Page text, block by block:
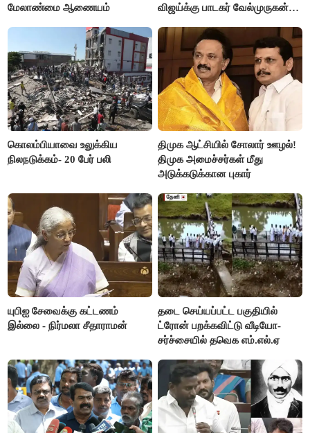
மேலாண்மை ஆணையம்
விஜய்க்கு பாடகர் வேல்முருகன்
கொலம்பியாவை உலுக்கிய
நிலநடுக்கம்- 20 பேர் பலி
திமுக ஆட்சியில் சோலார் ஊழல்!
திமுக அமைச்சர்கள் மீது
அடுக்கடுக்கான புகார்
யுபிஐ சேவைக்கு கட்டணம்
இல்லை - நிர்மலா சீதாராமன்
தடை செய்யப்பட்ட பகுதியில்
ட்ரோன் பறக்கவிட்டு வீடியோ-
சர்ச்சையில் தவெக எம்.எல்.ஏ